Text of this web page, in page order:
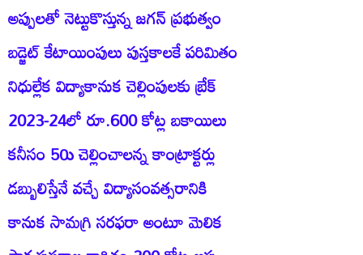
అప్పులతో నెట్టుకొస్తున్న జగన్‌ ప్రభుత్వం
బడ్జెట్‌ కేటాయింపులు పుస్తకాలకే పరిమితం
నిధుల్లేక విద్యాకానుక చెల్లింపులకు బ్రేక్‌
2023-24లో రూ.600 కోట్ల బకాయిలు
కనీసం 50ు చెల్లించాలన్న కాంట్రాక్టర్లు
డబ్బులిస్తేనే వచ్చే విద్యాసంవత్సరానికి
కానుక సామగ్రి సరఫరా అంటూ మెలిక